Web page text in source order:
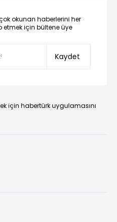
okunan haberlerini her
için bültene üye
Kaydet
için habertürk uygulamasını